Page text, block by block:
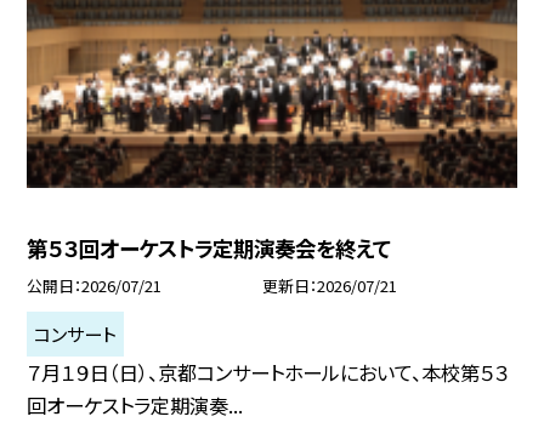
第５３回オーケストラ定期演奏会を終えて
公開日 2026/07/21 更新日 2026/07/21
コンサート
７月１９日（日）、京都コンサートホールにおいて、本校第５３
回オーケストラ定期演奏...